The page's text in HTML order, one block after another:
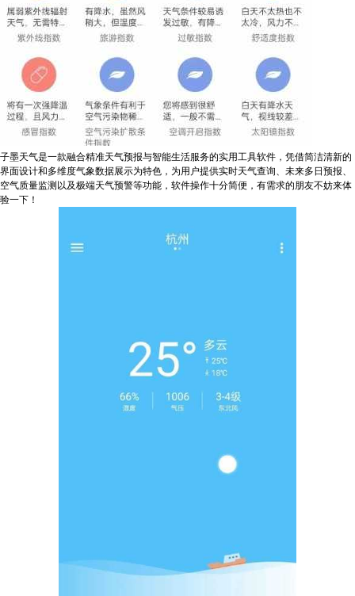
子墨天气是一款融合精准天气预报与智能生活服务的实用工具软件，凭借简洁清新的
界面设计和多维度气象数据展示为特色，为用户提供实时天气查询、未来多日预报、
空气质量监测以及极端天气预警等功能，软件操作十分简便，有需求的朋友不妨来体
验一下！